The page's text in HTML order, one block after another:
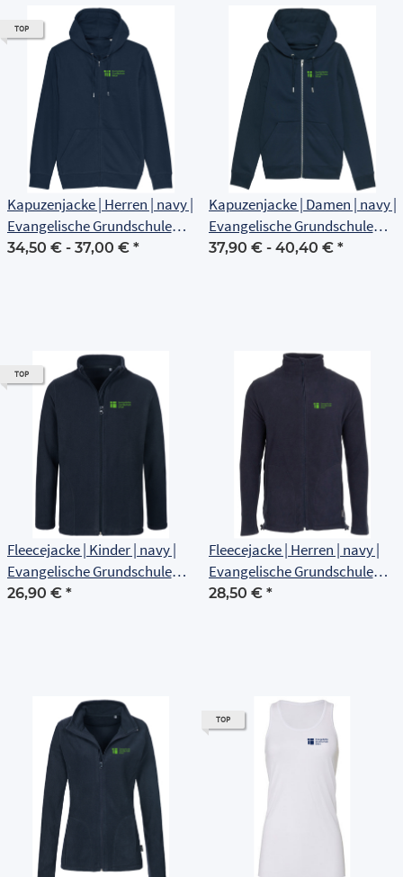
TOP
Kapuzenjacke | Herren | navy |
Evangelische Grundschule
Erfurt
34,50 € - 37,00 € *
Kapuzenjacke | Damen | navy |
Evangelische Grundschule
Erfurt
37,90 € - 40,40 € *
TOP
Fleecejacke | Kinder | navy |
Evangelische Grundschule
Erfurt
26,90 € *
Fleecejacke | Herren | navy |
Evangelische Grundschule
Erfurt
28,50 € *
TOP